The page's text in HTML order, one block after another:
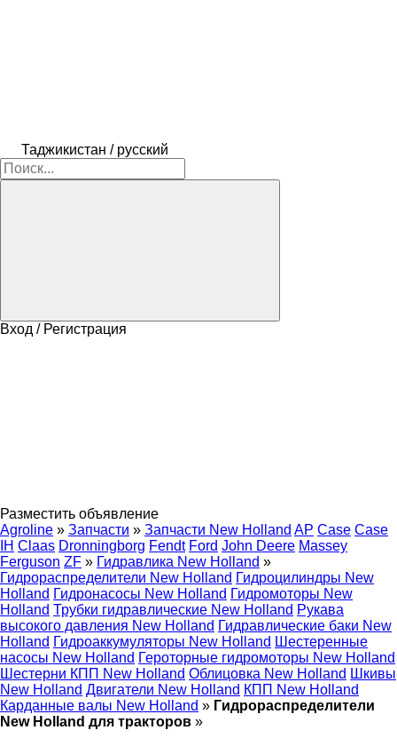
Таджикистан / русский
Вход / Регистрация
Разместить объявление
Agroline » Запчасти » Запчасти New Holland AP Case Case
IH Claas Dronningborg Fendt Ford John Deere Massey
Ferguson ZF » Гидравлика New Holland »
Гидрораспределители New Holland Гидроцилиндры New
Holland Гидронасосы New Holland Гидромоторы New
Holland Трубки гидравлические New Holland Рукава
высокого давления New Holland Гидравлические баки New
Holland Гидроаккумуляторы New Holland Шестеренные
насосы New Holland Героторные гидромоторы New Holland
Шестерни КПП New Holland Облицовка New Holland Шкивы
New Holland Двигатели New Holland КПП New Holland
Карданные валы New Holland » Гидрораспределители
New Holland для тракторов »